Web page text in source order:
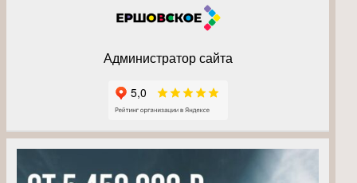
Администратор сайта